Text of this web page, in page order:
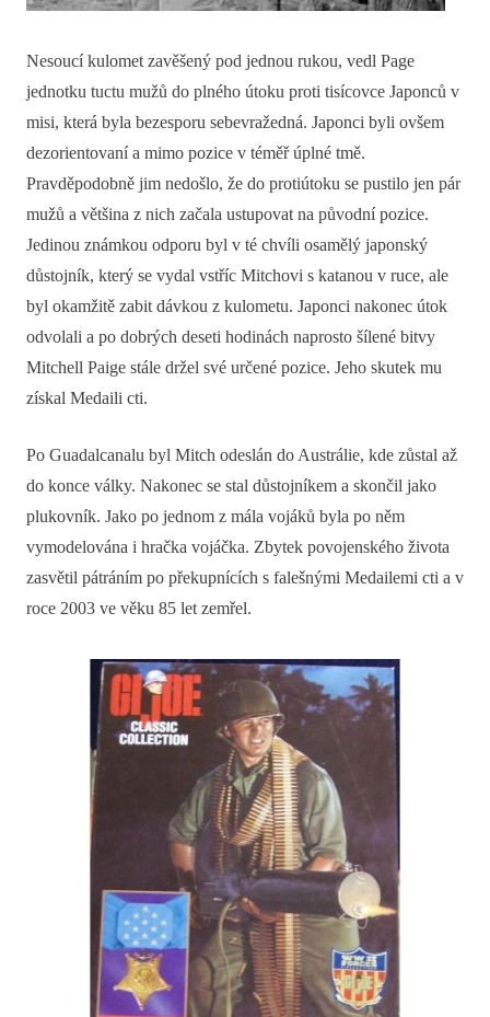
Nesoucí kulomet zavěšený pod jednou rukou, vedl Page
jednotku tuctu mužů do plného útoku proti tisícovce Japonců v
misi, která byla bezesporu sebevražedná. Japonci byli ovšem
dezorientovaní a mimo pozice v téměř úplné tmě.
Pravděpodobně jim nedošlo, že do protiútoku se pustilo jen pár
mužů a většina z nich začala ustupovat na původní pozice.
Jedinou známkou odporu byl v té chvíli osamělý japonský
důstojník, který se vydal vstříc Mitchovi s katanou v ruce, ale
byl okamžitě zabit dávkou z kulometu. Japonci nakonec útok
odvolali a po dobrých deseti hodinách naprosto šílené bitvy
Mitchell Paige stále držel své určené pozice. Jeho skutek mu
získal Medaili cti.
Po Guadalcanalu byl Mitch odeslán do Austrálie, kde zůstal až
do konce války. Nakonec se stal důstojníkem a skončil jako
plukovník. Jako po jednom z mála vojáků byla po něm
vymodelována i hračka vojáčka. Zbytek povojenského života
zasvětil pátráním po překupnících s falešnými Medailemi cti a v
roce 2003 ve věku 85 let zemřel.